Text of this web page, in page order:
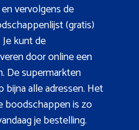
vervolgens de
(gratis)
kunt de
door online een
De supermarkten
bijna alle adressen. Het
boodschappen is zo
je bestelling.